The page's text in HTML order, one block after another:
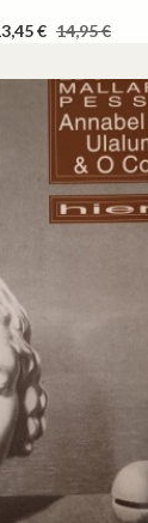
€ 14,95 €